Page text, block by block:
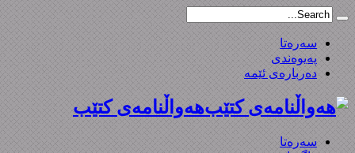
سەرەتا
پەیوەندی
دەربارەی ئێمە
هەواڵنامەی کتێب
سەرەتا